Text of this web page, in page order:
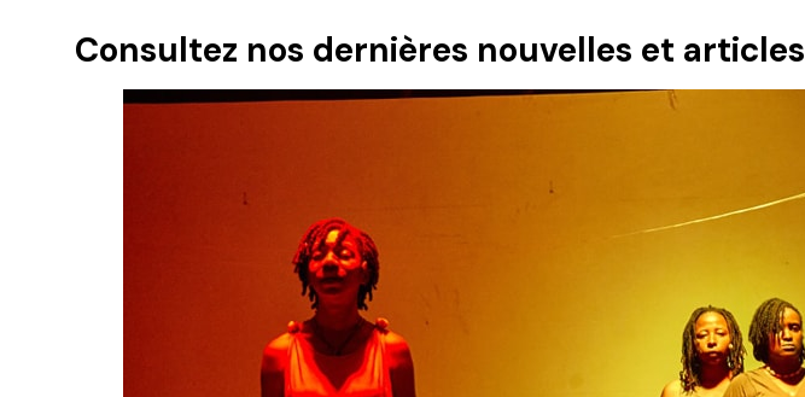
Consultez nos dernières nouvelles et articles